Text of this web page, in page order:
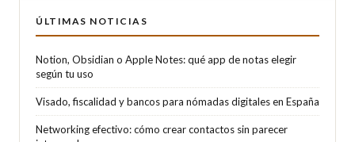
ÚLTIMAS NOTICIAS
Notion, Obsidian o Apple Notes: qué app de notas elegir
según tu uso
Visado, fiscalidad y bancos para nómadas digitales en España
Networking efectivo: cómo crear contactos sin parecer